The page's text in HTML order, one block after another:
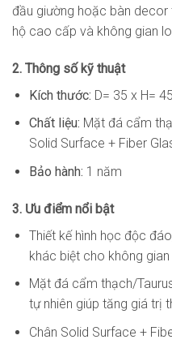
đầu giường hoặc bàn
hộ cao cấp và không gian
2. Thông số kỹ thuật
Kích thước: D= 35 x H=
Chất liệu: Mặt đá cẩm
Solid Surface + Fiber
Bảo hành: 1 năm
3. Ưu điểm nổi bật
Thiết kế hình học độc
khác biệt cho không gian
Mặt đá cẩm thạch/
tự nhiên giúp tăng giá trị
Chân Solid Surface +